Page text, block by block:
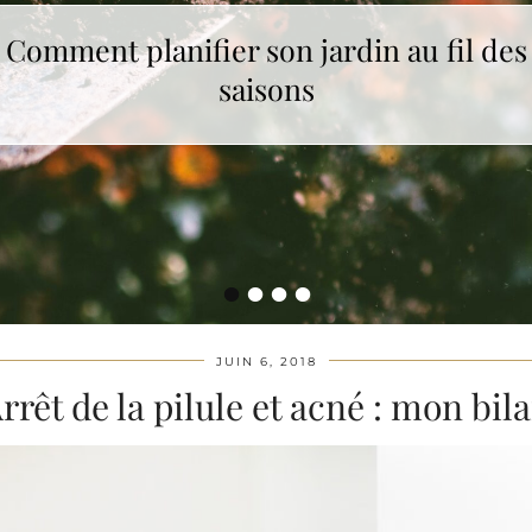
••••
Comment planifier son jardin au fil des
saisons
JUIN 6, 2018
de la pilule et acné : mon